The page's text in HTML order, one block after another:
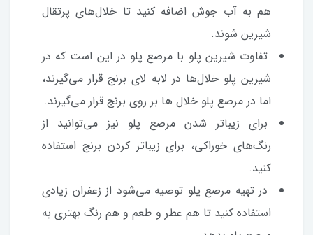
هم به آب جوش اضافه کنید تا خلال‌های پرتقال
شیرین شوند.
تفاوت شیرین پلو با مرصع پلو در این است که در
شیرین پلو خلال‌ها در لابه لای برنج قرار می‌گیرند،
اما در مرصع پلو خلال ها بر روی برنج قرار می‌گیرند.
برای زیباتر شدن مرصع پلو نیز می‌توانید از
رنگ‌های خوراکی، برای زیباتر کردن برنج استفاده
کنید.
در تهیه مرصع پلو توصیه می‌شود از زعفران زیادی
استفاده کنید تا هم عطر و طعم و هم رنگ بهتری به